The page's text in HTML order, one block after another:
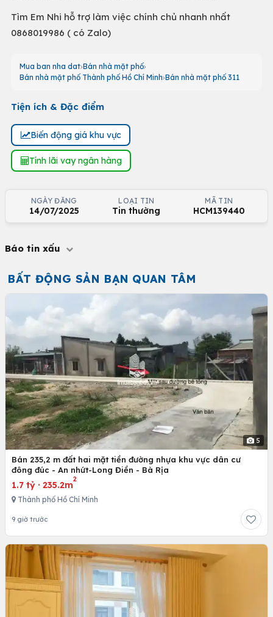
Tìm Em Nhi hỗ trợ làm việc chính chủ nhanh nhất
0868019986 ( có Zalo)
Mua ban nha dat Bán nhà mặt phố
Bán nhà mặt phố Thành phố Hồ Chí Minh Bán nhà mặt phố 311
Tiện ích & Đặc điểm
Biến động giá khu vực
Tính lãi vay ngân hàng
NGÀY ĐĂNG
14/07/2025
LOẠI TIN
Tin thường
MÃ TIN
HCM139440
Báo tin xấu
BẤT ĐỘNG SẢN BẠN QUAN TÂM
5
Bán 235,2 m đất hai mặt tiền đường nhựa khu vực dân cư
đông đúc - An nhứt-Long Điền - Bà Rịa
1.7 tỷ · 235.2m
2
Thành phố Hồ Chí Minh
9 giờ trước